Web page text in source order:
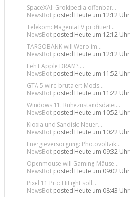
SpaceXAI: Grokipedia offenbar...
NewsBot posted Heute um 12:12 Uhr
Telekom: MagentaTV profitiert...
NewsBot posted Heute um 12:12 Uhr
TARGOBANK will Wero im...
NewsBot posted Heute um 12:12 Uhr
Fehlt Apple DRAM?:...
NewsBot posted Heute um 11:52 Uhr
GTA 5 wird brutaler: Mods...
NewsBot posted Heute um 11:22 Uhr
Windows 11: Ruhezustandsdatei...
NewsBot posted Heute um 10:52 Uhr
Kioxia und Sandisk: Neuer...
NewsBot posted Heute um 10:22 Uhr
Energieversorgung: Photovoltaik...
NewsBot posted Heute um 09:32 Uhr
Openmouse will Gaming-Mäuse...
NewsBot posted Heute um 09:02 Uhr
Pixel 11 Pro: HiLight soll...
NewsBot posted Heute um 08:43 Uhr